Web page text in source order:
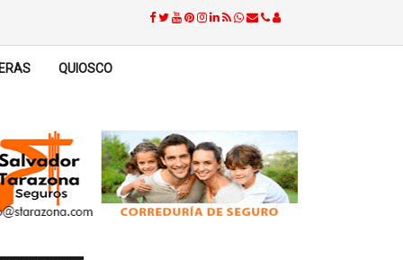
QUIOSCO